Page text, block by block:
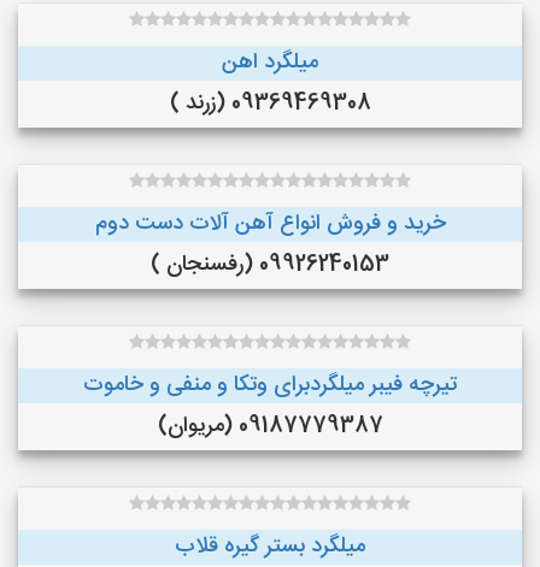
میلگرد اهن
09369469308 (زرند )
خرید و فروش انواع آهن آلات دست دوم
09926240153 (رفسنجان )
تیرچه فیبر میلگردبرای وتکا و منفی و خاموت
09187779387 (مریوان)
میلگرد بستر گیره قلاب